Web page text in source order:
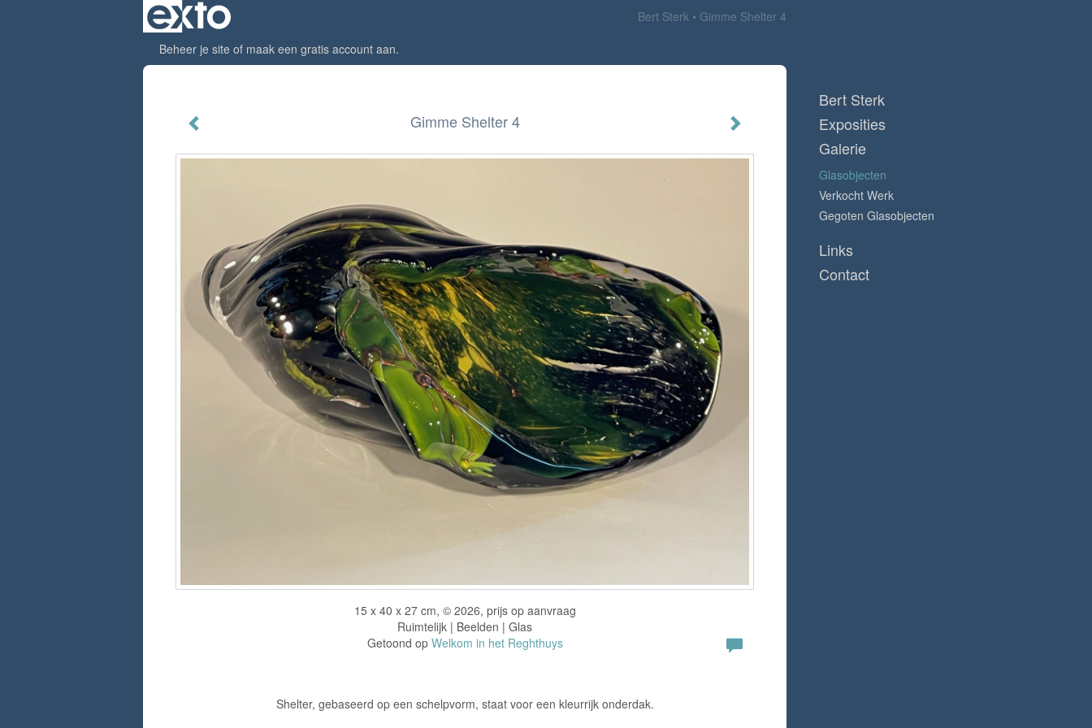
Bert Sterk
Gimme Shelter 4
Beheer je site of maak een gratis account aan.
Gimme Shelter 4
15 x 40 x 27 cm, © 2026, prijs op aanvraag
Ruimtelijk | Beelden | Glas
Getoond op Welkom in het Reghthuys
Shelter, gebaseerd op een schelpvorm, staat voor een kleurrijk onderdak.
Bert Sterk
Exposities
Galerie
Glasobjecten
Verkocht Werk
Gegoten Glasobjecten
Links
Contact